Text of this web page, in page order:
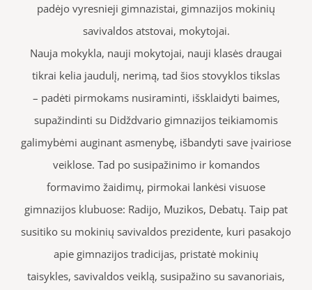
padėjo vyresnieji gimnazistai, gimnazijos mokinių
savivaldos atstovai, mokytojai.
Nauja mokykla, nauji mokytojai, nauji klasės draugai
tikrai kelia jaudulį, nerimą, tad šios stovyklos tikslas
– padėti pirmokams nusiraminti, išsklaidyti baimes,
supažindinti su Didždvario gimnazijos teikiamomis
galimybėmi auginant asmenybę, išbandyti save įvairiose
veiklose. Tad po susipažinimo ir komandos
formavimo žaidimų, pirmokai lankėsi visuose
gimnazijos klubuose: Radijo, Muzikos, Debatų. Taip pat
susitiko su mokinių savivaldos prezidente, kuri pasakojo
apie gimnazijos tradicijas, pristatė mokinių
taisykles, savivaldos veiklą, susipažino su savanoriais,